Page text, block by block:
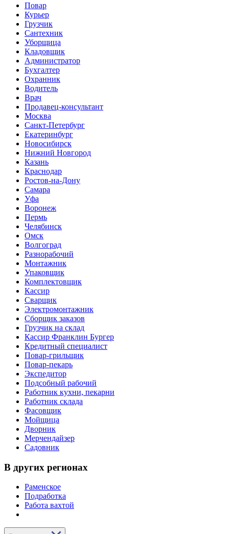
Повар
Курьер
Грузчик
Сантехник
Уборщица
Кладовщик
Администратор
Бухгалтер
Охранник
Водитель
Врач
Продавец-консультант
Москва
Санкт-Петербург
Екатеринбург
Новосибирск
Нижний Новгород
Казань
Краснодар
Ростов-на-Дону
Самара
Уфа
Воронеж
Пермь
Челябинск
Омск
Волгоград
Разнорабочий
Монтажник
Упаковщик
Комплектовщик
Кассир
Сварщик
Электромонтажник
Сборщик заказов
Грузчик на склад
Кассир Франклин Бургер
Кредитный специалист
Повар-грильщик
Повар-пекарь
Экспедитор
Подсобный рабочий
Работник кухни, пекарни
Работник склада
Фасовщик
Мойщица
Дворник
Мерчендайзер
Садовник
В других регионах
Раменское
Подработка
Работа вахтой